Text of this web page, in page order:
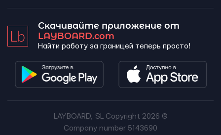
Скачивайте приложение от
LAYBOARD.com
Найти работу за границей теперь просто!
LAYBOARD, SL Copyright 2026 ©
Company number 5143690